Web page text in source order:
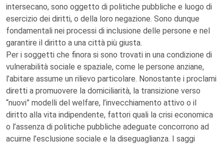
intersecano, sono oggetto di politiche pubbliche e luogo di
esercizio dei diritti, o della loro negazione. Sono dunque
fondamentali nei processi di inclusione delle persone e nel
garantire il diritto a una città più giusta.
Per i soggetti che finora si sono trovati in una condizione di
vulnerabilità sociale e spaziale, come le persone anziane,
l’abitare assume un rilievo particolare. Nonostante i proclami
diretti a promuovere la domiciliarità, la transizione verso
“nuovi” modelli del welfare, l’invecchiamento attivo o il
diritto alla vita indipendente, fattori quali la crisi economica
o l’assenza di politiche pubbliche adeguate concorrono ad
acuirne l’esclusione sociale e la diseguaglianza. I saggi